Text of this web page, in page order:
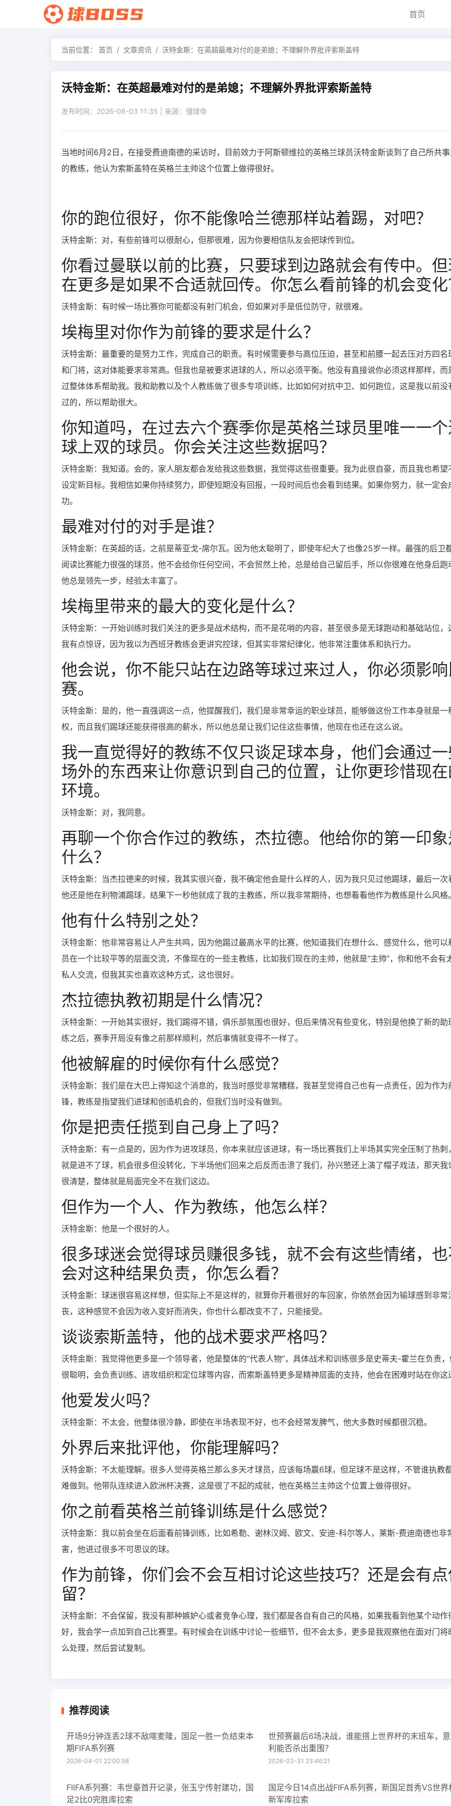
首页
当前位置： 首页 文章资讯 沃特金斯：在英超最难对付的是弟媳；不理解外界批评索斯盖特
沃特金斯：在英超最难对付的是弟媳；不理解外界批评索斯盖特
发布时间：2026-06-03 11:35 | 来源：懂球帝
当地时间6月2日，在接受费迪南德的采访时，目前效力于阿斯顿维拉的英格兰球员沃特金斯谈到了自己所共
的教练，他认为索斯盖特在英格兰主帅这个位置上做得很好。
你的跑位很好，你不能像哈兰德那样站着踢，对吧？
沃特金斯：对，有些前锋可以很耐心，但那很难，因为你要相信队友会把球传到位。
你看过曼联以前的比赛，只要球到边路就会有传中。
在更多是如果不合适就回传。你怎么看前锋的机会变化
沃特金斯：有时候一场比赛你可能都没有射门机会，但如果对手是低位防守，就很难。
埃梅里对你作为前锋的要求是什么？
沃特金斯：最重要的是努力工作，完成自己的职责。有时候需要参与高位压迫，甚至和前腰一起去压对方四名
和门将，这对体能要求非常高。但我也是被要求进球的人，所以必须平衡。他没有直接说你必须这样那样，而
过整体体系帮助我。我和助教以及个人教练做了很多专项训练，比如如何对抗中卫、如何跑位，这是我以前没
过的，所以帮助很大。
你知道吗，在过去六个赛季你是英格兰球员里唯一一
球上双的球员。你会关注这些数据吗？
沃特金斯：我知道。会的，家人朋友都会发给我这些数据，我觉得这些很重要。我为此很自豪，而且我也希望
设定新目标。我相信如果你持续努力，即使短期没有回报，一段时间后也会看到结果。如果你努力，就一定会
功。
最难对付的对手是谁？
沃特金斯： 在英超的话，之前是蒂亚戈-席尔瓦。因为他太聪明了，即使年纪大了也像25岁一样。最强的后卫
阅读比赛能力很强的球员，他不会给你任何空间，不会贸然上抢，总是给自己留后手，所以你很难在他身后跑
他总是领先一步，经验太丰富了。
埃梅里带来的最大的变化是什么？
沃特金斯： 一开始训练时我们关注的更多是战术结构，而不是花哨的内容，甚至很多是无球跑动和基础站位，
我有点惊讶，因为我以为西班牙教练会更讲究控球，但其实非常纪律化，他非常注重体系和执行力。
他会说，你不能只站在边路等球过来过人，你必须影响
赛。
沃特金斯：是的，他一直强调这一点，他提醒我们，我们是非常幸运的职业球员，能够做这份工作本身就是一
权，而且我们踢球还能获得很高的薪水，所以他总是让我们记住这些事情，他现在也还在这么说。
我一直觉得好的教练不仅只谈足球本身，他们会通过
场外的东西来让你意识到自己的位置，让你更珍惜现在
环境。
沃特金斯： 对，我同意。
再聊一个你合作过的教练，杰拉德。他给你的第一印
什么？
沃特金斯： 当杰拉德来的时候，我其实很兴奋，我不确定他会是什么样的人，因为我只见过他踢球，最后一次
他还是他在利物浦踢球，结果下一秒他就成了我的主教练，所以我非常期待，也想看看他作为教练是什么风格。
他有什么特别之处？
沃特金斯： 他非常容易让人产生共鸣，因为他踢过最高水平的比赛，他知道我们在想什么、感觉什么，他可以
员在一个比较平等的层面交流，不像现在的一些主教练，比如我们现在的主帅，他就是“主帅”，你和他不会有
私人交流，但我其实也喜欢这种方式，这也很好。
杰拉德执教初期是什么情况？
沃特金斯： 一开始其实很好，我们踢得不错，俱乐部氛围也很好，但后来情况有些变化，特别是他换了新的助
练之后，赛季开局没有像之前那样顺利，然后事情就变得不一样了。
他被解雇的时候你有什么感觉？
沃特金斯： 我们是在大巴上得知这个消息的，我当时感觉非常糟糕，我甚至觉得自己也有一点责任，因为作为
锋，教练是指望我们进球和创造机会的，但我们当时没有做到。
你是把责任揽到自己身上了吗？
沃特金斯： 有一点是的，因为作为进攻球员，你本来就应该进球，有一场比赛我们上半场其实完全压制了热刺
就是进不了球，机会很多但没转化，下半场他们回来之后反而击溃了我们，孙兴慜还上演了帽子戏法，那天我
很清楚，整体就是局面完全不在我们这边。
但作为一个人、作为教练，他怎么样？
沃特金斯： 他是一个很好的人。
很多球迷会觉得球员赚很多钱，就不会有这些情绪，
会对这种结果负责，你怎么看？
沃特金斯： 球迷很容易这样想，但实际上不是这样的，就算你开着很好的车回家，你依然会因为输球感到非常
丧，这种感觉不会因为收入变好而消失，你也什么都改变不了，只能接受。
谈谈索斯盖特，他的战术要求严格吗？
沃特金斯： 我觉得他更多是一个领导者，他是整体的“代表人物”，具体战术和训练很多是史蒂夫-霍兰在负责
很聪明，会负责训练、进攻组织和定位球等内容，而索斯盖特更多是精神层面的支持，他会在困难时站在你这
他爱发火吗？
沃特金斯： 不太会，他整体很冷静，即使在半场表现不好，也不会经常发脾气，他大多数时候都很沉稳。
外界后来批评他，你能理解吗？
沃特金斯： 不太能理解。很多人觉得英格兰那么多天才球员，应该每场赢6球，但足球不是这样，不管谁执教
难做到。他带队连续进入欧洲杯决赛，这是很了不起的成就，他在英格兰主帅这个位置上做得很好。
你之前看英格兰前锋训练是什么感觉？
沃特金斯：我以前会坐在后面看前锋训练，比如希勒、谢林汉姆、欧文、安迪-科尔等人，莱斯-费迪南德也非
害，他进过很多不可思议的球。
作为前锋，你们会不会互相讨论这些技巧？还是会有
留？
沃特金斯：不会保留，我没有那种嫉妒心或者竞争心理，我们都是各自有自己的风格，如果我看到他某个动作
好，我会学一点加到自己比赛里。有时候会在训练中讨论一些细节，但不会太多，更多是我观察他在面对门将
么处理，然后尝试复制。
推荐阅读
开场9分钟连丢2球不敌喀麦隆，国足一胜一负结束本
期FIFA系列赛
2026-04-01 22:00:58
世预赛最后6场决战，谁能搭上世界杯的末班车，
利能否杀出重围？
2026-03-31 23:46:21
FIIFA系列赛：韦世豪首开记录，张玉宁传射建功，国
足2比0完胜库拉索
国足今日14点出战FIFA系列赛，新国足首秀VS世界
新军库拉索